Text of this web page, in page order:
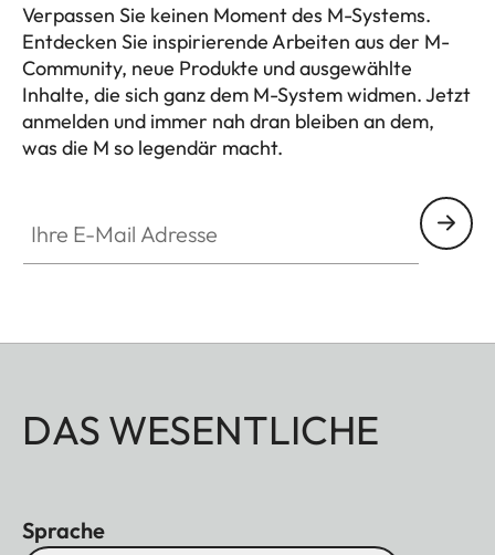
Verpassen Sie keinen Moment des M-Systems.
Entdecken Sie inspirierende Arbeiten aus der M-
Community, neue Produkte und ausgewählte
Inhalte, die sich ganz dem M-System widmen. Jetzt
anmelden und immer nah dran bleiben an dem,
was die M so legendär macht.
DAS WESENTLICHE
Sprache